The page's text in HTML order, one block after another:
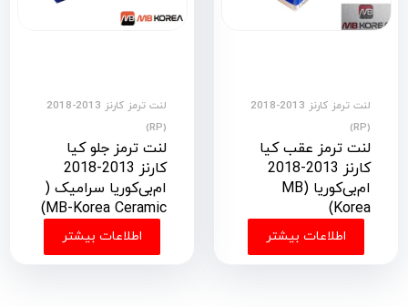
لنت ترمز کارنز 2013-2018
(RP)
لنت ترمز عقب کیا
کارنز 2013-2018
ام‌بی‌کوریا (MB
Korea)
اطلاعات بیشتر
لنت ترمز کارنز 2013-2018
(RP)
لنت ترمز جلو کیا
کارنز 2013-2018
ام‌بی‌کوریا سرامیک (
MB-Korea Ceramic)
اطلاعات بیشتر